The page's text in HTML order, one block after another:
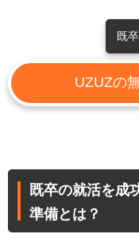
既
UZUZの
既卒の就活を成
準備とは？